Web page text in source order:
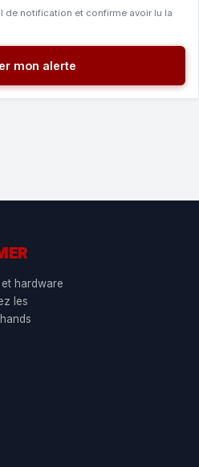
de notification et confirme avoir lu la
mon alerte
hardware
les